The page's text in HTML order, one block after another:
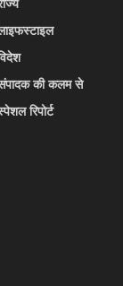
की कलम से
रिपोर्ट